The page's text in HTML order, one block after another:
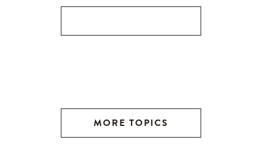
MORE TOPICS